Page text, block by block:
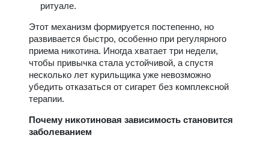
ритуале.
Этот механизм формируется постепенно, но
развивается быстро, особенно при регулярного
приема никотина. Иногда хватает три недели,
чтобы привычка стала устойчивой, а спустя
несколько лет курильщика уже невозможно
убедить отказаться от сигарет без комплексной
терапии.
Почему никотиновая зависимость становится
заболеванием